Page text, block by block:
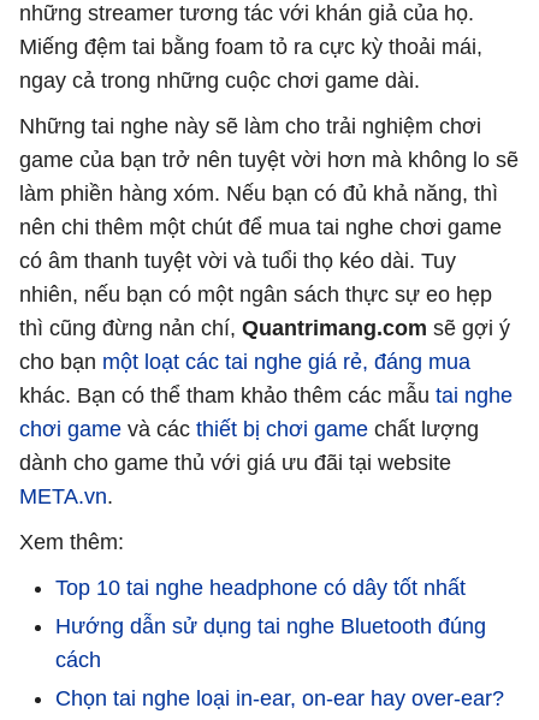
những streamer tương tác với khán giả của họ.
Miếng đệm tai bằng foam tỏ ra cực kỳ thoải mái,
ngay cả trong những cuộc chơi game dài.
Những tai nghe này sẽ làm cho trải nghiệm chơi
game của bạn trở nên tuyệt vời hơn mà không lo sẽ
làm phiền hàng xóm. Nếu bạn có đủ khả năng, thì
nên chi thêm một chút để mua tai nghe chơi game
có âm thanh tuyệt vời và tuổi thọ kéo dài. Tuy
nhiên, nếu bạn có một ngân sách thực sự eo hẹp
thì cũng đừng nản chí, Quantrimang.com sẽ gợi ý
cho bạn một loạt các tai nghe giá rẻ, đáng mua
khác. Bạn có thể tham khảo thêm các mẫu tai nghe
chơi game và các thiết bị chơi game chất lượng
dành cho game thủ với giá ưu đãi tại website
META.vn.
Xem thêm:
Top 10 tai nghe headphone có dây tốt nhất
Hướng dẫn sử dụng tai nghe Bluetooth đúng
cách
Chọn tai nghe loại in-ear, on-ear hay over-ear?